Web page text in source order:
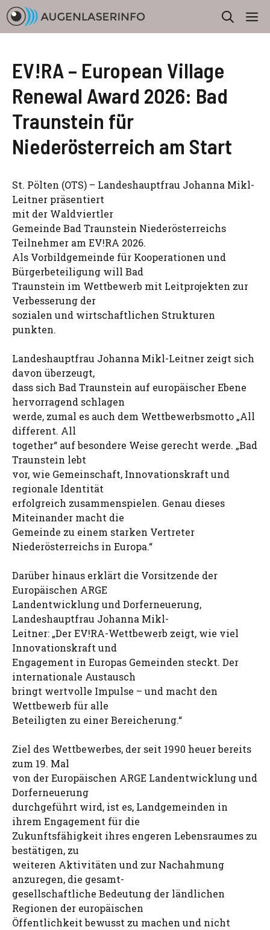
Zum
Inhalt
springen
EV!RA – European Village
Renewal Award 2026: Bad
Traunstein für
Niederösterreich am Start
St. Pölten (OTS) – Landeshauptfrau Johanna Mikl-
Leitner präsentiert
mit der Waldviertler
Gemeinde Bad Traunstein Niederösterreichs
Teilnehmer am EV!RA 2026.
Als Vorbildgemeinde für Kooperationen und
Bürgerbeteiligung will Bad
Traunstein im Wettbewerb mit Leitprojekten zur
Verbesserung der
sozialen und wirtschaftlichen Strukturen
punkten.
Landeshauptfrau Johanna Mikl-Leitner zeigt sich
davon überzeugt,
dass sich Bad Traunstein auf europäischer Ebene
hervorragend schlagen
werde, zumal es auch dem Wettbewerbsmotto „All
different. All
together“ auf besondere Weise gerecht werde. „Bad
Traunstein lebt
vor, wie Gemeinschaft, Innovationskraft und
regionale Identität
erfolgreich zusammenspielen. Genau dieses
Miteinander macht die
Gemeinde zu einem starken Vertreter
Niederösterreichs in Europa.“
Darüber hinaus erklärt die Vorsitzende der
Europäischen ARGE
Landentwicklung und Dorferneuerung,
Landeshauptfrau Johanna Mikl-
Leitner: „Der EV!RA-Wettbewerb zeigt, wie viel
Innovationskraft und
Engagement in Europas Gemeinden steckt. Der
internationale Austausch
bringt wertvolle Impulse – und macht den
Wettbewerb für alle
Beteiligten zu einer Bereicherung.“
Ziel des Wettbewerbes, der seit 1990 heuer bereits
zum 19. Mal
von der Europäischen ARGE Landentwicklung und
Dorferneuerung
durchgeführt wird, ist es, Landgemeinden in
ihrem Engagement für die
Zukunftsfähigkeit ihres engeren Lebensraumes zu
bestätigen, zu
weiteren Aktivitäten und zur Nachahmung
anzuregen, die gesamt-
gesellschaftliche Bedeutung der ländlichen
Regionen der europäischen
Öffentlichkeit bewusst zu machen und nicht